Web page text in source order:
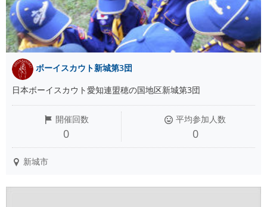
ボーイスカウト新城第3団
日本ボーイスカウト愛知連盟穂の国地区新城第3団
開催回数
0
平均参加人数
0
新城市